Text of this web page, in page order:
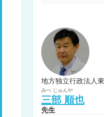
地方独立行政法人
みべ じゅんや
三部 順也
先生